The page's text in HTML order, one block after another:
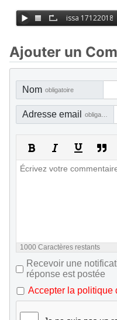
Ajouter un
Nom obligatoire
Adresse email
1000 Caractères restants
Recevoir une
réponse est postée
Accepter la politique